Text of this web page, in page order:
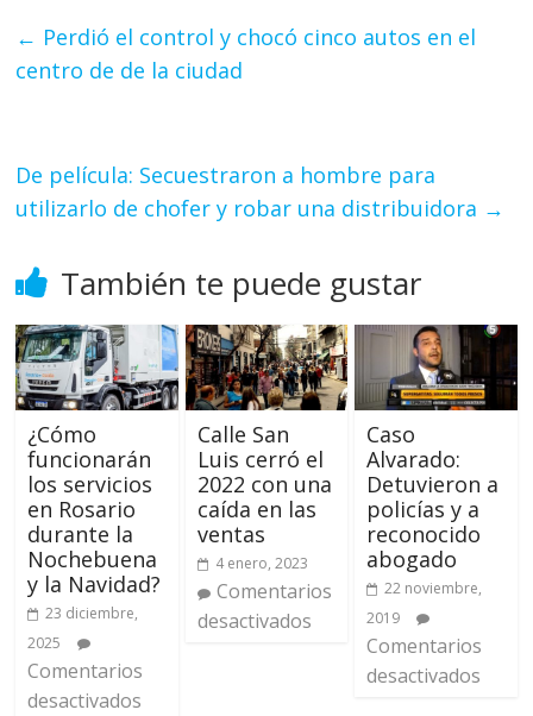
← Perdió el control y chocó cinco autos en el
centro de de la ciudad
De película: Secuestraron a hombre para
utilizarlo de chofer y robar una distribuidora →
También te puede gustar
¿Cómo
funcionarán
los servicios
en Rosario
durante la
Nochebuena
y la Navidad?
23 diciembre,
2025
Comentarios
desactivados
Calle San
Luis cerró el
2022 con una
caída en las
ventas
4 enero, 2023
Comentarios
desactivados
Caso
Alvarado:
Detuvieron a
policías y a
reconocido
abogado
22 noviembre,
2019
Comentarios
desactivados